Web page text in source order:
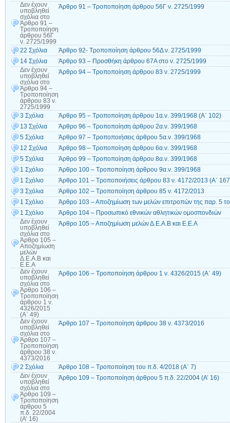
Δεν έχουν
υποβληθεί
σχόλια στο
Άρθρο 91 –
Τροποποίηση
άρθρου 56Γ
ν. 2725/1999
Άρθρο 91 – Τροποποίηση άρθρου 56Γ ν. 2725/1999
22 Σχόλια
Άρθρο 92- Τροποποίηση άρθρου 56Δ ν. 2725/1999
14 Σχόλια
Άρθρο 93 – Προσθήκη άρθρου 67Α στο ν. 2725/1999
Δεν έχουν
υποβληθεί
σχόλια στο
Άρθρο 94 –
Τροποποίηση
άρθρου 83 ν.
2725/1999
Άρθρο 94 – Τροποποίηση άρθρου 83 ν. 2725/1999
3 Σχόλια
Άρθρο 95 – Τροποποίηση άρθρου 1α.ν. 399/1968 (Α΄ 102)
13 Σχόλια
Άρθρο 96 – Τροποποίηση άρθρου 2α.ν. 399/1968
5 Σχόλια
Άρθρο 97 – Τροποποιήσεις άρθρου 5α.ν. 399/1968
12 Σχόλια
Άρθρο 98 – Τροποποίηση άρθρου 6α.ν. 399/1968
5 Σχόλια
Άρθρο 99 – Τροποποίηση άρθρου 8α.ν. 399/1968
1 Σχόλιο
Άρθρο 100 – Τροποποίηση άρθρου 9α.ν. 399/1968
1 Σχόλιο
Άρθρο 101 – Τροποποιήσεις άρθρου 83 ν. 4172/2013 (Α΄
3 Σχόλια
Άρθρο 102 – Τροποποίηση άρθρου 85 ν. 4172/2013
1 Σχόλιο
Άρθρο 103 – Αποζημίωση των μελών επιτροπών της παρ. 5
1 Σχόλιο
Άρθρο 104 – Προσωπικό εθνικών αθλητικών ομοσπονδιών
Δεν έχουν
υποβληθεί
σχόλια στο
Άρθρο 105 –
Αποζημίωση
μελών
Δ.Ε.Α.Β και
Ε.Ε.Α
Άρθρο 105 – Αποζημίωση μελών Δ.Ε.Α.Β και Ε.Ε.Α
Δεν έχουν
υποβληθεί
σχόλια στο
Άρθρο 106 –
Τροποποίηση
άρθρου 1 ν.
4326/2015
(Α΄ 49)
Άρθρο 106 – Τροποποίηση άρθρου 1 ν. 4326/2015 (Α΄ 49)
Δεν έχουν
υποβληθεί
σχόλια στο
Άρθρο 107 –
Τροποποίηση
άρθρου 38 ν.
4373/2016
Άρθρο 107 – Τροποποίηση άρθρου 38 ν. 4373/2016
2 Σχόλια
Άρθρο 108 – Τροποποίηση του π.δ. 4/2018 (Α΄ 7)
Δεν έχουν
υποβληθεί
σχόλια στο
Άρθρο 109 –
Τροποποίηση
άρθρου 5
π.δ. 22/2004
(Α’ 16)
Άρθρο 109 – Τροποποίηση άρθρου 5 π.δ. 22/2004 (Α’ 16)